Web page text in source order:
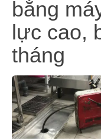
bằng
lực cao,
tháng